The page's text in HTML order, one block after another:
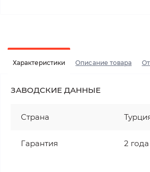
Характеристики Описание товара
ЗАВОДСКИЕ ДАННЫЕ
Страна
Гарантия 2 года